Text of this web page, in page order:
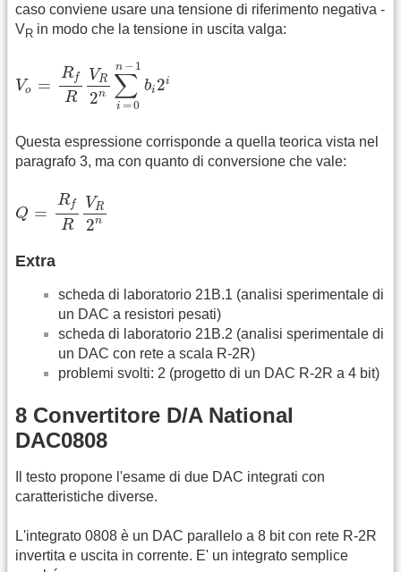
caso conviene usare una tensione di riferimento negativa -
VR in modo che la tensione in uscita valga:
Vo =
Rf
R
VR
2n
n − 1
∑
i =0
bi 2i
n∑ =
Questa espressione corrisponde a quella teorica vista nel
paragrafo 3, ma con quanto di conversione che vale:
Q =
Rf
R
VR
2n
RV R2
Extra
scheda di laboratorio 21B.1 (analisi sperimentale di
un DAC a resistori pesati)
scheda di laboratorio 21B.2 (analisi sperimentale di
un DAC con rete a scala R-2R)
problemi svolti: 2 (progetto di un DAC R-2R a 4 bit)
8 Convertitore D/A National
DAC0808
Il testo propone l'esame di due DAC integrati con
caratteristiche diverse.
L'integrato 0808 è un DAC parallelo a 8 bit con rete R-2R
invertita e uscita in corrente. E' un integrato semplice